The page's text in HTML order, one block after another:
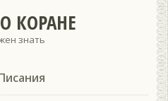
КОРАНЕ
знать